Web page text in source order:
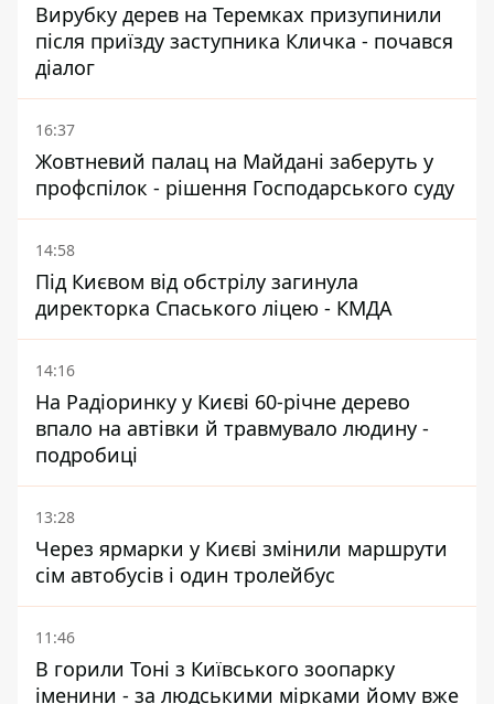
Вирубку дерев на Теремках призупинили
після приїзду заступника Кличка - почався
діалог
16:37
Жовтневий палац на Майдані заберуть у
профспілок - рішення Господарського суду
14:58
Під Києвом від обстрілу загинула
директорка Спаського ліцею - КМДА
14:16
На Радіоринку у Києві 60-річне дерево
впало на автівки й травмувало людину -
подробиці
13:28
Через ярмарки у Києві змінили маршрути
сім автобусів і один тролейбус
11:46
В горили Тоні з Київського зоопарку
іменини - за людськими мірками йому вже